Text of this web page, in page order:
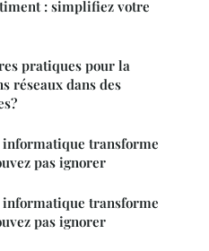
: simplifiez votre
pratiques pour la
réseaux dans des
transforme
pas ignorer
transforme
pas ignorer